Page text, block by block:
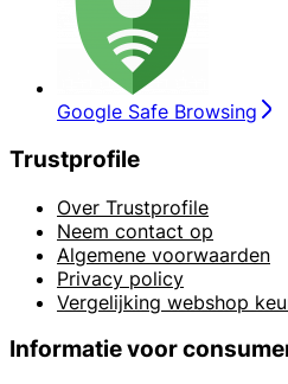
Google Safe Browsing
Trustprofile
Over Trustprofile
Neem contact op
Algemene voorwaarden
Privacy policy
Vergelijking webshop
Informatie voor